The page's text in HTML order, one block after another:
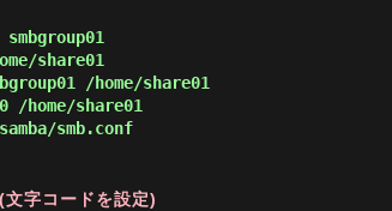
smbgroup01
share01
/home/share01
/home/share01
smb.conf
字コードを設定)